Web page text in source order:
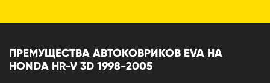
ПРЕМУЩЕСТВА АВТОКОВРИКОВ EVA НА
HONDA HR-V 3D 1998-2005